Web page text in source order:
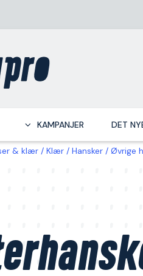
KAMPANJER DET
& klær Klær Hansker Øvrige